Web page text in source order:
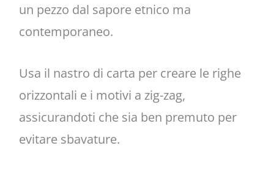
un pezzo dal sapore etnico ma
contemporaneo.
Usa il nastro di carta per creare le righe
orizzontali e i motivi a zig-zag,
assicurandoti che sia ben premuto per
evitare sbavature.